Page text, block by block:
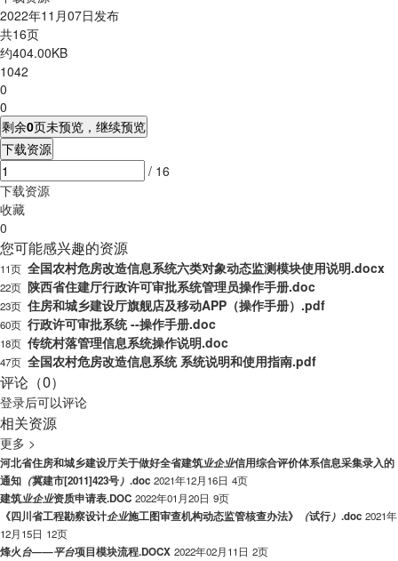
2022年11月07日发布
共16页
约404.00KB
1042
0
0
剩余0页未预览，继续预览
下载资源
/ 16
下载资源
收藏
0
您可能感兴趣的资源
11页 全国农村危房改造信息系统六类对象动态监测模块使用说明.docx
22页 陕西省住建厅行政许可审批系统管理员操作手册.doc
23页 住房和城乡建设厅旗舰店及移动APP（操作手册）.pdf
60页 行政许可审批系统 --操作手册.doc
18页 传统村落管理信息系统操作说明.doc
47页 全国农村危房改造信息系统 系统说明和使用指南.pdf
评论（0）
登录后可以评论
相关资源
更多 >
河北省住房和城乡建设厅关于做好全省建筑业企业信用综合评价体系信息采集录入的
通知 （冀建市[2011]423号） .doc 2021年12月16日 4页
建筑业企业资质申请表.DOC 2022年01月20日 9页
《四川省工程勘察设计企业施工图审查机构动态监管核查办法》 （试行） .doc 2021年
12月15日 12页
烽火台——平台项目模块流程.DOCX 2022年02月11日 2页